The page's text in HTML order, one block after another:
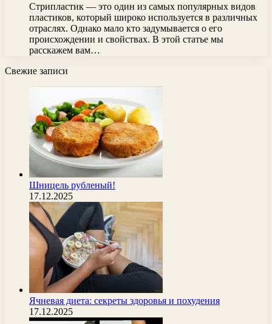
Стрипластик — это один из самых популярных видов
пластиков, который широко используется в различных
отраслях. Однако мало кто задумывается о его
происхождении и свойствах. В этой статье мы
расскажем вам…
Свежие записи
Шницель рубленый!
17.12.2025
Ячневая диета: секреты здоровья и похудения
17.12.2025